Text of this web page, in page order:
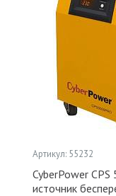
Артикул: 55232
CyberPower CPS
источник